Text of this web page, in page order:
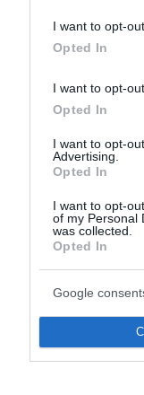
I want to opt-
Opted In
I want to opt-
Opted In
I want to opt-
Advertising.
Opted In
I want to opt-
of my Personal
was collected.
Opted In
Google
Άννα Μαρία